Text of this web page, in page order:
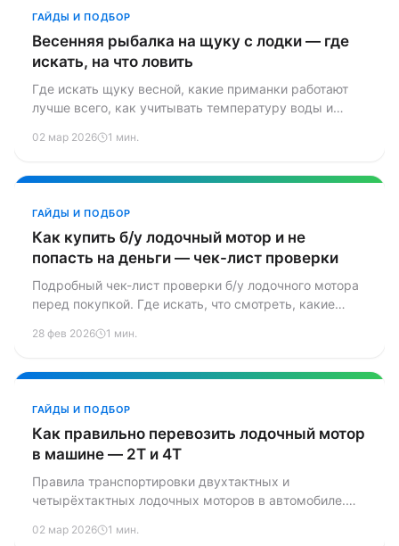
ГАЙДЫ И ПОДБОР
Весенняя рыбалка на щуку с лодки — где
искать, на что ловить
Где искать щуку весной, какие приманки работают
лучше всего, как учитывать температуру воды и
ловли с лодки.
02 мар 2026 1 мин.
ГАЙДЫ И ПОДБОР
Как купить б/у лодочный мотор и не
попасть на деньги — чек-лист проверки
Подробный чек-лист проверки б/у лодочного мотора
перед покупкой. Где искать, что смотреть, какие
угнанный мотор.
28 фев 2026 1 мин.
ГАЙДЫ И ПОДБОР
Как правильно перевозить лодочный мотор
в машине — 2Т и 4Т
Правила транспортировки двухтактных и
четырёхтактных лодочных моторов в автомобиле.
как подготовить топливную систему и чем грозят
02 мар 2026 1 мин.